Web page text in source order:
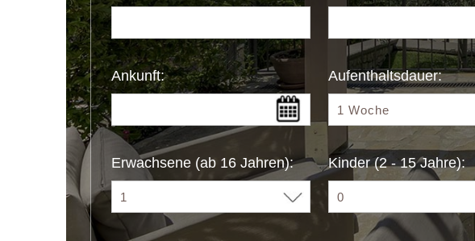
Ankunft: Aufenthaltsdauer:
Erwachsene (ab 16 Jahren): Kinder (2 - 15 Jahre):